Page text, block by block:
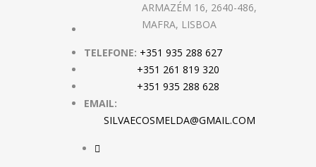
ARMAZÉM 16, 2640-486,
MAFRA, LISBOA
TELEFONE: +351 935 288 627
+351 261 819 320
+351 935 288 628
EMAIL:
SILVAECOSMELDA@GMAIL.COM